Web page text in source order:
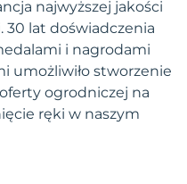
najwyższej jakości
lat doświadczenia
i nagrodami
umożliwiło stworzenie
ogrodniczej na
ręki w naszym